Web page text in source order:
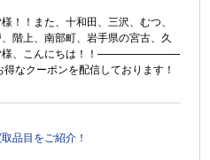
！！また、十和田、三沢、むつ、
階上、南部町、岩手県の宮古、久
こんにちは！！-------------------------------
お得なクーポンを配信しております！
品目をご紹介！